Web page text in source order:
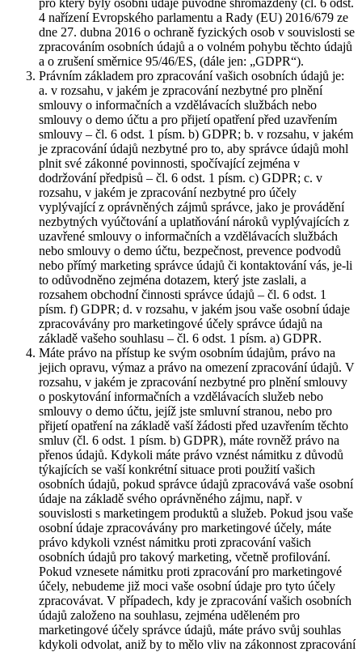
pro který byly osobní údaje původně shromážděny (čl. 6 odst.
4 nařízení Evropského parlamentu a Rady (EU) 2016/679 ze
dne 27. dubna 2016 o ochraně fyzických osob v souvislosti se
zpracováním osobních údajů a o volném pohybu těchto údajů
a o zrušení směrnice 95/46/ES, (dále jen: „GDPR“).
Právním základem pro zpracování vašich osobních údajů je:
a. v rozsahu, v jakém je zpracování nezbytné pro plnění
smlouvy o informačních a vzdělávacích službách nebo
smlouvy o demo účtu a pro přijetí opatření před uzavřením
smlouvy – čl. 6 odst. 1 písm. b) GDPR; b. v rozsahu, v jakém
je zpracování údajů nezbytné pro to, aby správce údajů mohl
plnit své zákonné povinnosti, spočívající zejména v
dodržování předpisů – čl. 6 odst. 1 písm. c) GDPR; c. v
rozsahu, v jakém je zpracování nezbytné pro účely
vyplývající z oprávněných zájmů správce, jako je provádění
nezbytných vyúčtování a uplatňování nároků vyplývajících z
uzavřené smlouvy o informačních a vzdělávacích službách
nebo smlouvy o demo účtu, bezpečnost, prevence podvodů
nebo přímý marketing správce údajů či kontaktování vás, je-li
to odůvodněno zejména dotazem, který jste zaslali, a
rozsahem obchodní činnosti správce údajů – čl. 6 odst. 1
písm. f) GDPR; d. v rozsahu, v jakém jsou vaše osobní údaje
zpracovávány pro marketingové účely správce údajů na
základě vašeho souhlasu – čl. 6 odst. 1 písm. a) GDPR.
Máte právo na přístup ke svým osobním údajům, právo na
jejich opravu, výmaz a právo na omezení zpracování údajů. V
rozsahu, v jakém je zpracování nezbytné pro plnění smlouvy
o poskytování informačních a vzdělávacích služeb nebo
smlouvy o demo účtu, jejíž jste smluvní stranou, nebo pro
přijetí opatření na základě vaší žádosti před uzavřením těchto
smluv (čl. 6 odst. 1 písm. b) GDPR), máte rovněž právo na
přenos údajů. Kdykoli máte právo vznést námitku z důvodů
týkajících se vaší konkrétní situace proti použití vašich
osobních údajů, pokud správce údajů zpracovává vaše osobní
údaje na základě svého oprávněného zájmu, např. v
souvislosti s marketingem produktů a služeb. Pokud jsou vaše
osobní údaje zpracovávány pro marketingové účely, máte
právo kdykoli vznést námitku proti zpracování vašich
osobních údajů pro takový marketing, včetně profilování.
Pokud vznesete námitku proti zpracování pro marketingové
účely, nebudeme již moci vaše osobní údaje pro tyto účely
zpracovávat. V případech, kdy je zpracování vašich osobních
údajů založeno na souhlasu, zejména uděleném pro
marketingové účely správce údajů, máte právo svůj souhlas
kdykoli odvolat, aniž by to mělo vliv na zákonnost zpracování